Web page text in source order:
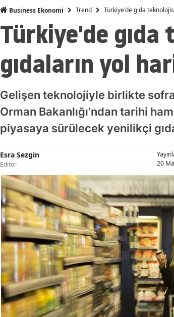
Business Ekonomi Trend Türkiye'de gıda
Türkiye'de gıda
gıdaların yol
Gelişen teknolojiyle birlikte
Orman Bakanlığı’ndan tarihi
piyasaya sürülecek yenilikçi
Esra Sezgin
Editör
20